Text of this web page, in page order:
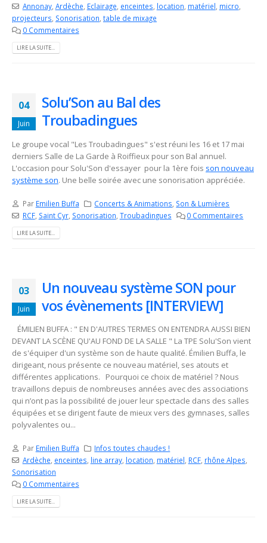
Annonay, Ardèche, Eclairage, enceintes, location, matériel, micro,
projecteurs, Sonorisation, table de mixage
0 Commentaires
LIRE LA SUITE...
04
Juin
Solu’Son au Bal des
Troubadingues
Le groupe vocal "Les Troubadingues" s'est réuni les 16 et 17 mai
derniers Salle de La Garde à Roiffieux pour son Bal annuel.
L'occasion pour Solu'Son d'essayer pour la 1ère fois son nouveau
système son. Une belle soirée avec une sonorisation appréciée.
Par Emilien Buffa Concerts & Animations Son & Lumières
RCF, Saint Cyr, Sonorisation Troubadingues 0 Commentaires
LIRE LA SUITE...
03
Juin
Un nouveau système SON pour
vos évènements [INTERVIEW]
ÉMILIEN BUFFA : " EN D'AUTRES TERMES ON ENTENDRA AUSSI BIEN
DEVANT LA SCÈNE QU'AU FOND DE LA SALLE " La TPE Solu'Son vient
de s'équiper d'un système son de haute qualité. Émilien Buffa, le
dirigeant, nous présente ce nouveau matériel, ses atouts et
différentes applications. Pourquoi ce choix de matériel ? Nous
travaillons depuis de nombreuses années avec des associations
qui n’ont pas la possibilité de jouer leur spectacle dans des salles
équipées et se dirigent faute de mieux vers des gymnases, salles
polyvalentes ou...
Par Emilien Buffa
Infos toutes chaudes !
Ardèche enceintes line array, location matériel RCF, rhône Alpes
Sonorisation
0 Commentaires
LIRE LA SUITE...